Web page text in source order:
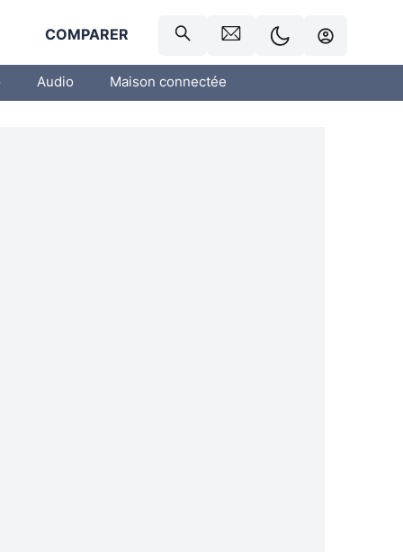
COMPARER
Audio Maison connectée